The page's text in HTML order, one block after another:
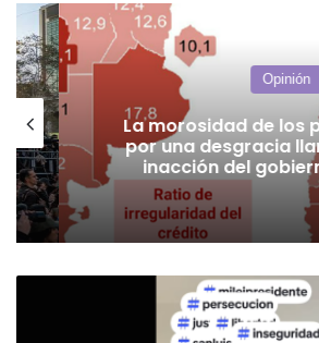
Opinión
La morosidad de los
por una desgracia
inacción del gobierno